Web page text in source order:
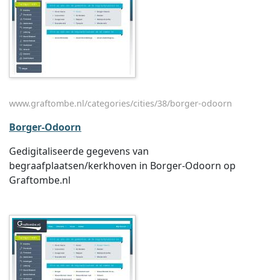
www.graftombe.nl/categories/cities/38/borger-odoorn
Borger-Odoorn
Gedigitaliseerde gegevens van
begraafplaatsen/kerkhoven in Borger-Odoorn op
Graftombe.nl